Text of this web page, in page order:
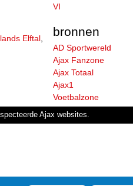
Elftal
VI
bronnen
AD Sportwereld
Ajax Fanzone
Ajax Totaal
Ajax1
Voetbalzone
Ajax websites.